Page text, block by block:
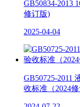
GB50834-2013
修订版)
2025-04-04
GB50725-2011
收标准（2024修